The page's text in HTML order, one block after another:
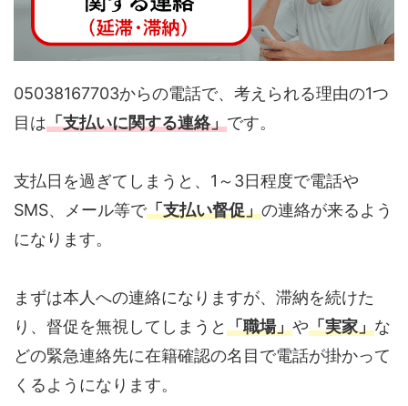
05038167703からの電話で、考えられる理由の1つ
目は「支払いに関する連絡」です。
支払日を過ぎてしまうと、1～3日程度で電話や
SMS、メール等で「支払い督促」の連絡が来るよう
になります。
まずは本人への連絡になりますが、滞納を続けた
り、督促を無視してしまうと「職場」や「実家」な
どの緊急連絡先に在籍確認の名目で電話が掛かって
くるようになります。